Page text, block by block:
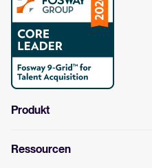
Produkt
Ressourcen